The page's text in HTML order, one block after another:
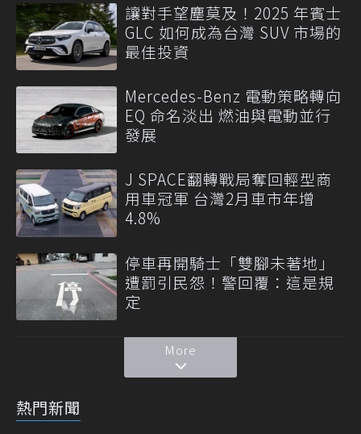
讓對手望塵莫及！2025 年賓士
GLC 如何成為台灣 SUV 市場的
最佳投資
Mercedes-Benz 電動策略轉向
EQ 命名淡出 燃油與電動並行
發展
J SPACE翻轉戰局奪回輕型商
用車冠軍 台灣2月車市年增
4.8%
停車再開騎士「雙腳未著地」
遭罰引民怨！警回覆：這是規
定
More
熱門新聞